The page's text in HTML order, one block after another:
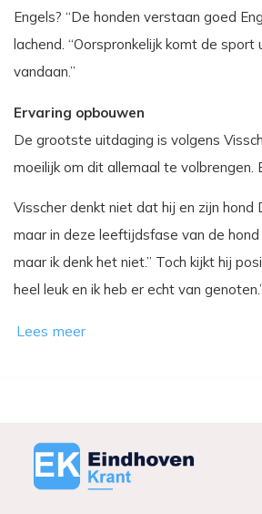
Engels? “De honden verstaan goed
lachend. “Oorspronkelijk komt de
vandaan.”
Ervaring opbouwen
De grootste uitdaging is volgens
moeilijk om dit allemaal te volbrengen.
Visscher denkt niet dat hij en zijn hond
maar in deze leeftijdsfase van de
maar ik denk het niet.” Toch kijkt hij
heel leuk en ik heb er echt van